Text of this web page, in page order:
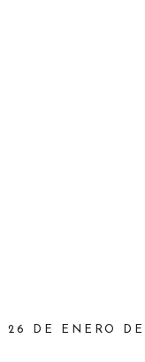
26 DE ENERO DE